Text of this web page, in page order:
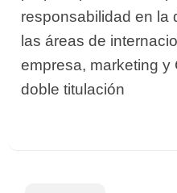
responsabilidad en la
las áreas de
empresa, marketing y
doble titulación